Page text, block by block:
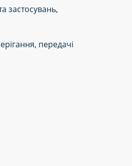
застосувань,
передачі